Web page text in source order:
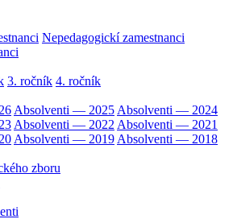
Nepedagogickí zamestnanci
3. ročník 4. ročník
Absolventi — 2025 Absolventi — 2024
Absolventi — 2022 Absolventi — 2021
Absolventi — 2019 Absolventi — 2018
zboru